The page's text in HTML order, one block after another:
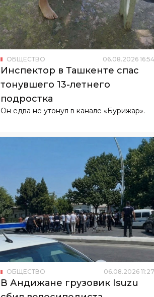
ОБЩЕСТВО 06. 08 .2026 16: 54
Инспектор в Ташкенте спас
тонувшего 13-летнего
подростка
Он едва не утонул в канале «Бурижар».
ОБЩЕСТВО 06. 08.2026 11:27
В Андижане грузовик Isuzu
сбил велосипедиста
Ведется проверка.